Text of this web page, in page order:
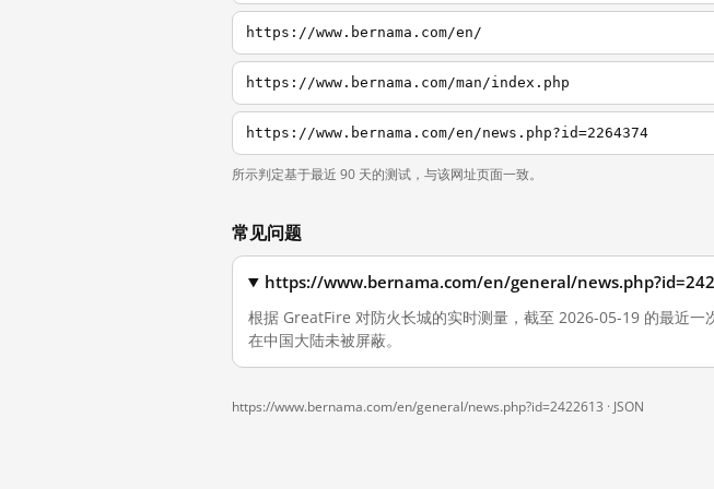
https://www.bernama.com/en/
https://www.bernama.com/man/index.php
https://www.bernama.com/en/news.php?id=2264374
所示判定基于最近 90 天的测试，与该网址页面一致。
常见问题
https://www.bernama.com/en/general/
根据 GreatFire 对防火长城的实时测量，截至 2026-05-19 的最
在中国大陆未被屏蔽。
https://www.bernama.com/en/general/news.php?id=2422613 · JSON